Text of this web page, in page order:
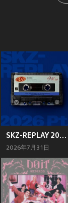
SKZ-REPLAY 2026 Pt.1
2026年7月31日